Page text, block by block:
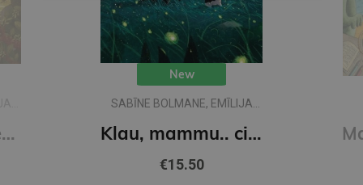
Klau, tēti.. vai desmit ir daudz?
New
SABĪNE BOLMANE, EMĪLIJA
Klau, mammu.. ciik liela ir pasaule?
€15.50